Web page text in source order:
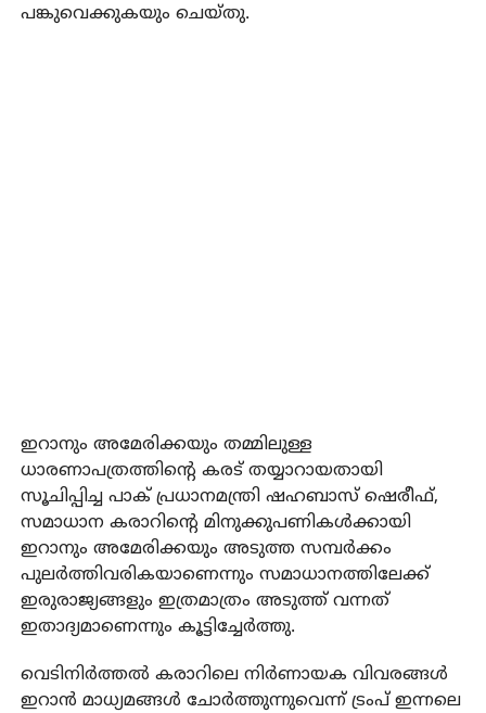
പങ്കുവെക്കുകയും ചെയ്തു.
ഇറാനും അമേരിക്കയും തമ്മിലുള്ള
ധാരണാപത്രത്തിന്റെ കരട് തയ്യാറായതായി
സൂചിപ്പിച്ച പാക് പ്രധാനമന്ത്രി ഷഹബാസ് ഷെരീഫ്,
സമാധാന കരാറിന്റെ മിനുക്കുപണികള്‍ക്കായി
ഇറാനും അമേരിക്കയും അടുത്ത സമ്പര്‍ക്കം
പുലര്‍ത്തിവരികയാണെന്നും സമാധാനത്തിലേക്ക്
ഇരുരാജ്യങ്ങളും ഇത്രമാത്രം അടുത്ത് വന്നത്
ഇതാദ്യമാണെന്നും കൂട്ടിച്ചേര്‍ത്തു.
വെടിനിര്‍ത്തല്‍ കരാറിലെ നിര്‍ണായക വിവരങ്ങള്‍
ഇറാന്‍ മാധ്യമങ്ങള്‍ ചോര്‍ത്തുന്നുവെന്ന് ട്രംപ് ഇന്നലെ